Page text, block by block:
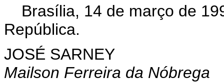
Brasília, 14 de março de
República.
JOSÉ SARNEY
Mailson Ferreira da Nóbrega